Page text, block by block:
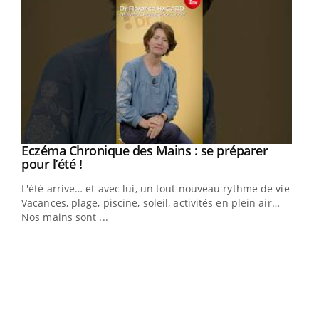
Youtube
Eczéma Chronique des Mains : se préparer
pour l’été !Youtube
L'été arrive… et avec lui, un tout nouveau rythme de vie !
Vacances, plage, piscine, soleil, activités en plein air…
Nos mains sont ...